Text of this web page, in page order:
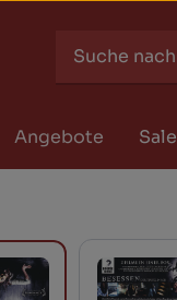
Angebote Sale